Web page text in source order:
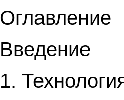
Оглавление
Введение
1.